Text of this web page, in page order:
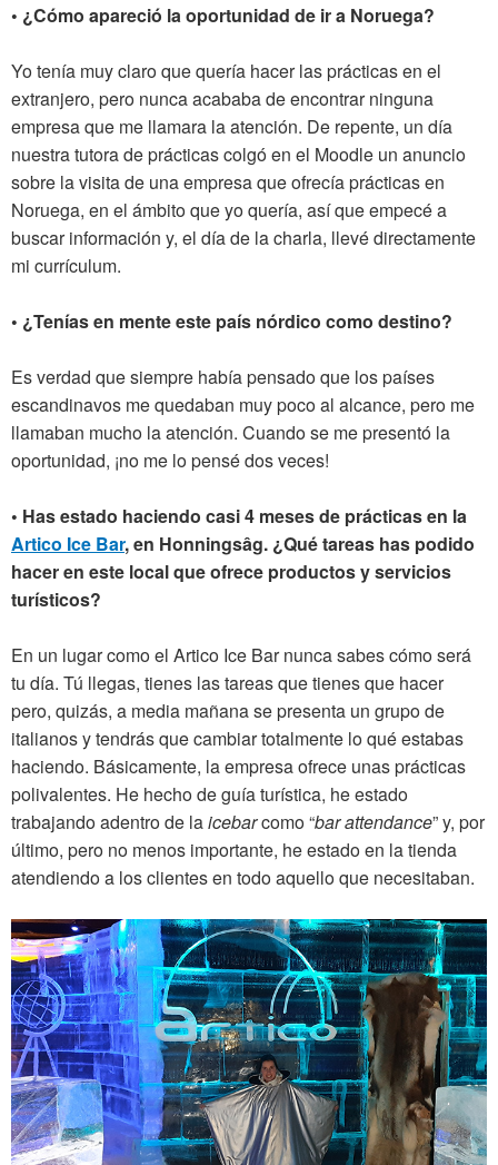
• ¿Cómo apareció la oportunidad de ir a Noruega?
Yo tenía muy claro que quería hacer las prácticas en el
extranjero, pero nunca acababa de encontrar ninguna
empresa que me llamara la atención. De repente, un día
nuestra tutora de prácticas colgó en el Moodle un anuncio
sobre la visita de una empresa que ofrecía prácticas en
Noruega, en el ámbito que yo quería, así que empecé a
buscar información y, el día de la charla, llevé directamente
mi currículum.
• ¿Tenías en mente este país nórdico como destino?
Es verdad que siempre había pensado que los países
escandinavos me quedaban muy poco al alcance, pero me
llamaban mucho la atención. Cuando se me presentó la
oportunidad, ¡no me lo pensé dos veces!
• Has estado haciendo casi 4 meses de prácticas en la
Artico Ice Bar, en Honningsâg. ¿Qué tareas has podido
hacer en este local que ofrece productos y servicios
turísticos?
En un lugar como el Artico Ice Bar nunca sabes cómo será
tu día. Tú llegas, tienes las tareas que tienes que hacer
pero, quizás, a media mañana se presenta un grupo de
italianos y tendrás que cambiar totalmente lo qué estabas
haciendo. Básicamente, la empresa ofrece unas prácticas
polivalentes. He hecho de guía turística, he estado
trabajando adentro de laicebarcomo “bar attendance” y, por
último, pero no menos importante, he estado en la tienda
atendiendo a los clientes en todo aquello que necesitaban.